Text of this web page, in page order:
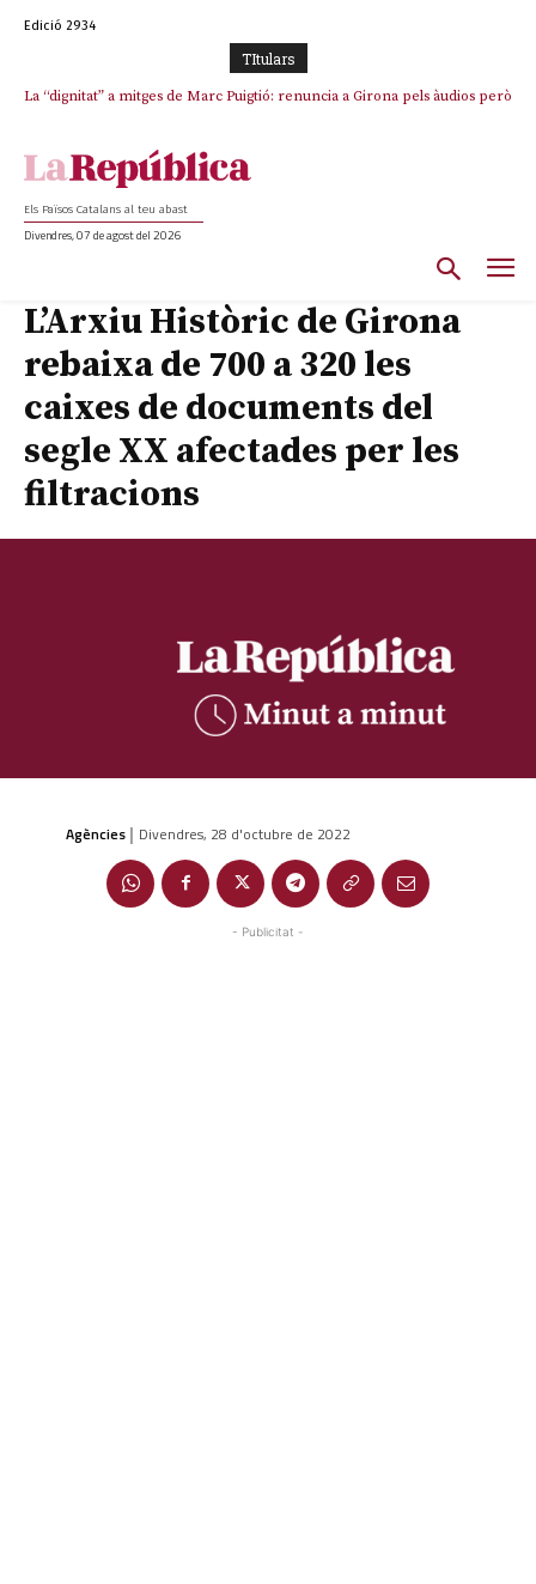
Edició 2934
TItulars
La “dignitat” a mitges de Marc Puigtió: renuncia a Girona pels àudios però
Els Països Catalans al teu abast
Divendres, 07 de agost del 2026
L’Arxiu Històric de Girona
rebaixa de 700 a 320 les
caixes de documents del
segle XX afectades per les
filtracions
Agències | Divendres, 28 d'octubre de 2022
- Publicitat -